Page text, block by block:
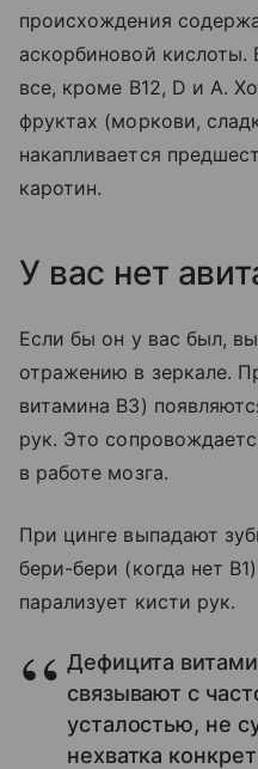
происхождения
аскорбиновой
все, кроме В12, D и A.
фруктах (моркови,
накапливается
каротин.
У вас нет
Если бы он у вас был,
отражению в зеркале.
витамина В3)
рук. Это
в работе мозга.
При цинге выпадают
бери-бери (когда нет
парализует кисти рук.
Дефицита
связывают с
усталостью, не
нехватка